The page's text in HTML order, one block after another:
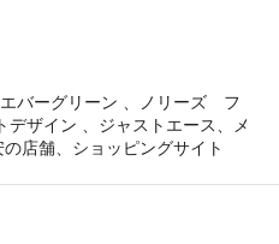
バーグリーン 、ノリーズ フ
デザイン 、ジャストエース、メ
店舗、ショッピングサイト